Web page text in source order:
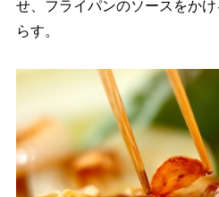
せ、フライパンのソースをか
らす。